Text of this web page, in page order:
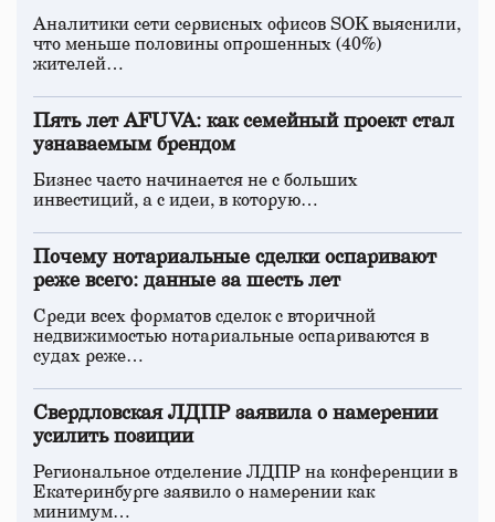
Аналитики сети сервисных офисов SOK выяснили,
что меньше половины опрошенных (40%)
жителей…
Пять лет AFUVA: как семейный проект стал
узнаваемым брендом
Бизнес часто начинается не с больших
инвестиций, а с идеи, в которую…
Почему нотариальные сделки оспаривают
реже всего: данные за шесть лет
Среди всех форматов сделок с вторичной
недвижимостью нотариальные оспариваются в
судах реже…
Свердловская ЛДПР заявила о намерении
усилить позиции
Региональное отделение ЛДПР на конференции в
Екатеринбурге заявило о намерении как
минимум…